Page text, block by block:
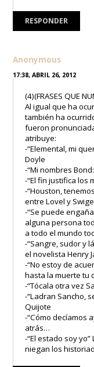
RESPONDER
Anonymous
17:38, ABRIL 26, 2012
(4)(FRASES QUE
Al igual que ha
también ha
fueron
atribuye:
-“Elemental, mi
Doyle
-“Mi nombres
-“El fin justifica los
-“Houston,
entre Lovel y
-“Se puede
alguna persona
a todo el mundo
-“Sangre, sudor y
el novelista Henry
-“No estoy de
hasta la muerte tu
-“Tócala otra vez
-“Ladran Sancho,
Quijote
-“Cómo decíamos
atrás…
-“El estado soy
niegan los